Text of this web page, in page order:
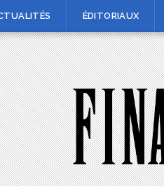
ÉDITORIAUX